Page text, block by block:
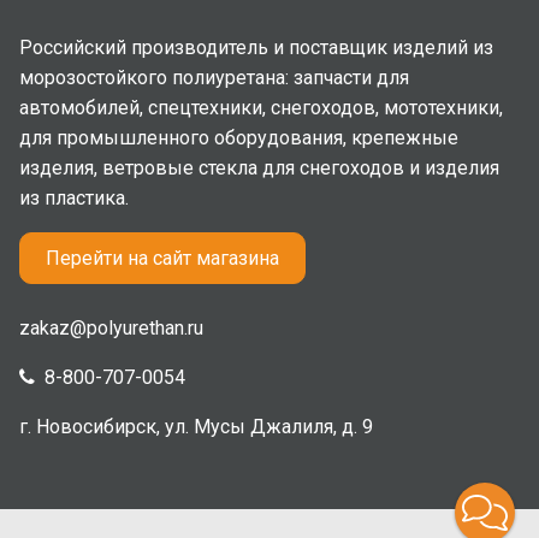
Российский производитель и поставщик изделий из
морозостойкого полиуретана: запчасти для
автомобилей, спецтехники, снегоходов, мототехники,
для промышленного оборудования, крепежные
изделия, ветровые стекла для снегоходов и изделия
из пластика.
Перейти на сайт магазина
zakaz@polyurethan.ru
8-800-707-0054
г. Новосибирск, ул. Мусы Джалиля, д. 9